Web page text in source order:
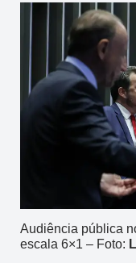
Audiência pública
escala 6×1 – Foto: